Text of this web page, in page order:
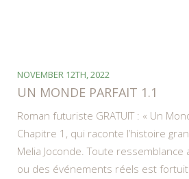
NOVEMBER 12TH, 2022
UN MONDE PARFAIT 1.1
Roman futuriste GRATUIT : « Un
Chapitre 1, qui raconte l’histoire
Melia Joconde. Toute
ou des événements réels est